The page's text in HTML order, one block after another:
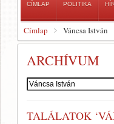
CÍMLAP POLITIKA
Címlap Váncsa István
ARCHÍVUM
Szerző:
TALÁLATOK